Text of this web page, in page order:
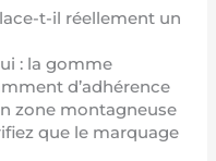
t-il réellement un
: la gomme
d’adhérence
zone montagneuse
que le marquage